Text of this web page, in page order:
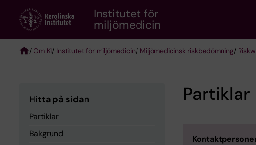
content
Institutet för
miljömedicin
/ Om KI/ Institutet för miljömedicin/ Miljömedicinsk riskbedömning/
Hitta på sidan
Partiklar
Bakgrund
Partiklar